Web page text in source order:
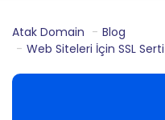
Atak Domain
Blog
Web Siteleri İçin SSL